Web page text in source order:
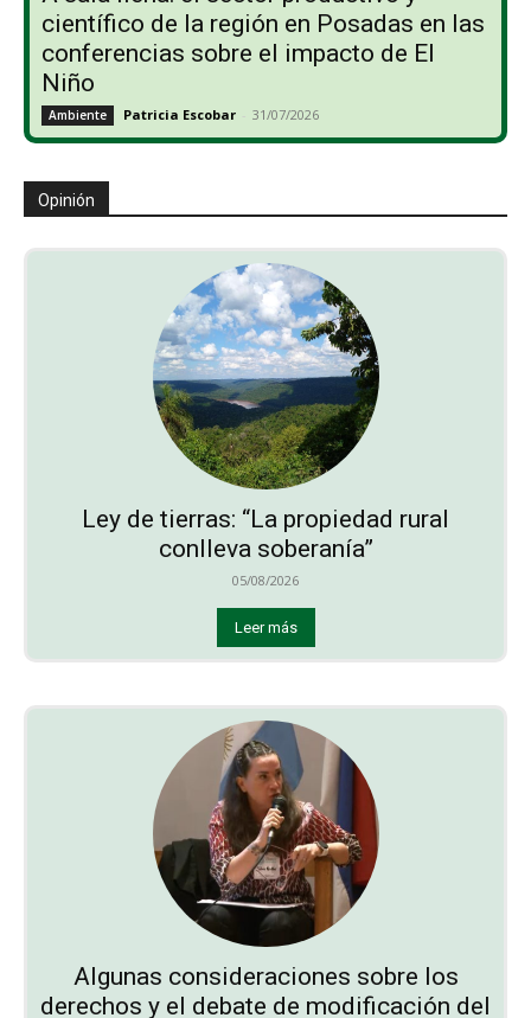
científico de la región en Posadas en las
conferencias sobre el impacto de El
Niño
Ambiente Patricia Escobar - 31/07/2026
Opinión
Ley de tierras: “La propiedad rural
conlleva soberanía”
05/08/2026
Leer más
Algunas consideraciones sobre los
derechos y el debate de modificación del